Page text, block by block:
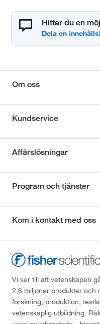
Hittar du en
Om oss
Kundservice
Affärslösningar
Program och tjänster
Kom i kontakt med oss
Vi ser till att vetenskapen
2,6 miljoner produkter och
forskning, produktion,
vetenskaplig utbildning.